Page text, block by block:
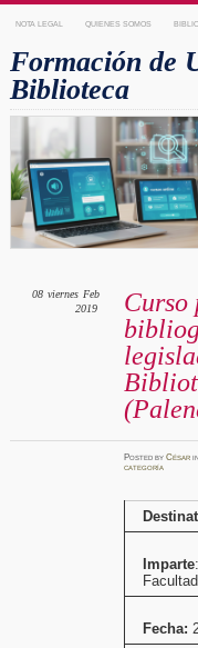
NOTA LEGAL QUIENES SOMOS
Formación de
Biblioteca
Curso
08 viernes Feb
2019
PostedbyCésar
categoría
Imparte
Fecha: